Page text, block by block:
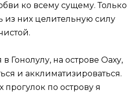
ко всему сущему. Только
из них целительную силу
Гонолулу, на острове Оаху,
и акклиматизироваться.
прогулок по острову я